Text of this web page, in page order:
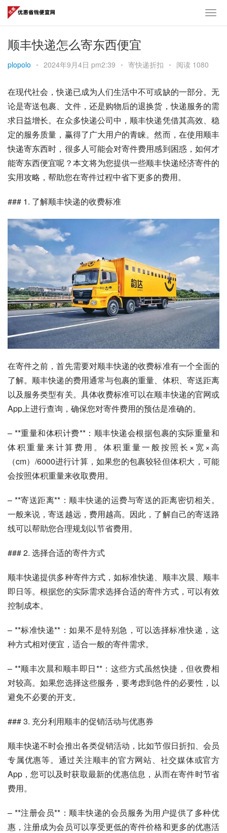
顺丰快递怎么寄东西便宜
plopolo • 2024年9月4日 pm2:39 • 寄快递折扣 • 阅读 1080
在现代社会，快递已成为人们生活中不可或缺的一部分。无
论是寄送包裹、文件，还是购物后的退换货，快递服务的需
求日益增长。在众多快递公司中，顺丰快递凭借其高效、稳
定的服务质量，赢得了广大用户的青睐。然而，在使用顺丰
快递寄东西时，很多人可能会对寄件费用感到困惑，如何才
能寄东西便宜呢？本文将为您提供一些顺丰快递经济寄件的
实用攻略，帮助您在寄件过程中省下更多的费用。
### 1. 了解顺丰快递的收费标准
在寄件之前，首先需要对顺丰快递的收费标准有一个全面的
了解。顺丰快递的费用通常与包裹的重量、体积、寄送距离
以及服务类型有关。具体收费标准可以在顺丰快递的官网或
App上进行查询，确保您对寄件费用的预估是准确的。
– **重量和体积计费**：顺丰快递会根据包裹的实际重量和
体积重量来计算费用。体积重量一般按照长×宽×高
（cm）/6000进行计算，如果您的包裹较轻但体积大，可能
会按照体积重量来收取费用。
– **寄送距离**：顺丰快递的运费与寄送的距离密切相关。
一般来说，寄送越远，费用越高。因此，了解自己的寄送路
线可以帮助您合理规划以节省费用。
### 2. 选择合适的寄件方式
顺丰快递提供多种寄件方式，如标准快递、顺丰次晨、顺丰
即日等。根据您的实际需求选择合适的寄件方式，可以有效
控制成本。
– **标准快递**：如果不是特别急，可以选择标准快递，这
种方式相对便宜，适合一般的寄件需求。
– **顺丰次晨和顺丰即日**：这些方式虽然快捷，但收费相
对较高。如果您选择这些服务，要考虑到急件的必要性，以
避免不必要的开支。
### 3. 充分利用顺丰的促销活动与优惠券
顺丰快递不时会推出各类促销活动，比如节假日折扣、会员
专属优惠等。通过关注顺丰的官方网站、社交媒体或官方
App，您可以及时获取最新的优惠信息，从而在寄件时节省
费用。
– **注册会员**：顺丰快递的会员服务为用户提供了多种优
惠，注册成为会员可以享受更低的寄件价格和更多的优惠活